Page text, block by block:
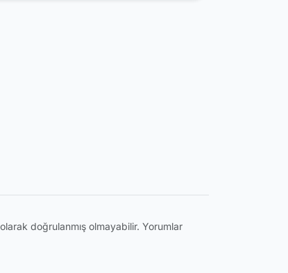
doğrulanmış olmayabilir. Yorumlar